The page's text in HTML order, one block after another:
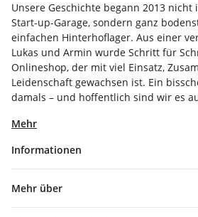
Unsere Geschichte begann 2013
Start-up-Garage, sondern ganz
einfachen Hinterhoflager. Aus einer
Lukas und Armin wurde Schritt für
Onlineshop, der mit viel Einsatz,
Leidenschaft gewachsen ist. Ein
damals – und hoffentlich sind wir es
Mehr
Informationen
Mehr über